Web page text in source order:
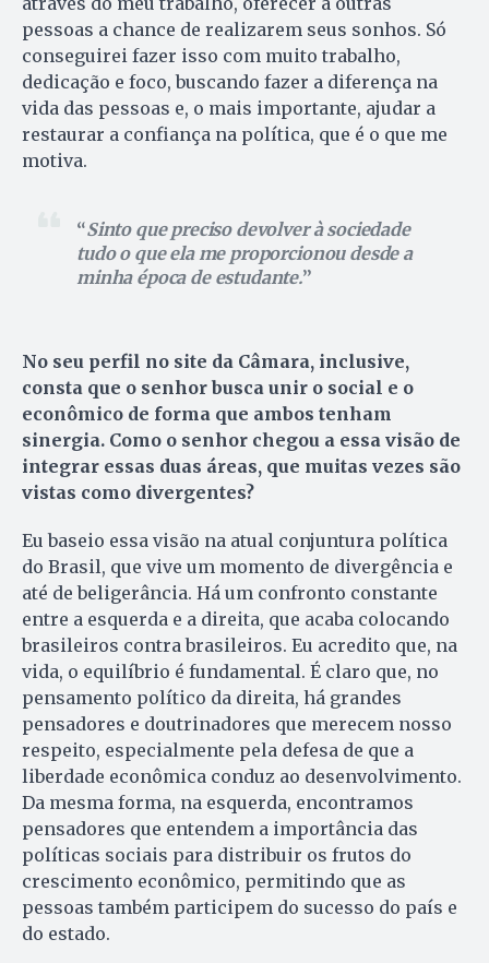
pessoas a chance de realizarem seus sonhos. Só
conseguirei fazer isso com muito trabalho,
dedicação e foco, buscando fazer a diferença na
vida das pessoas e, o mais importante, ajudar a
restaurar a confiança na política, que é o que me
motiva.
Sinto que preciso devolver à sociedade
tudo o que ela me proporcionou desde a
minha época de estudante.
No seu perfil no site da Câmara, inclusive,
consta que o senhor busca unir o social e o
econômico de forma que ambos tenham
sinergia. Como o senhor chegou a essa visão de
integrar essas duas áreas, que muitas vezes são
vistas como divergentes?
Eu baseio essa visão na atual conjuntura política
do Brasil, que vive um momento de divergência e
até de beligerância. Há um confronto constante
entre a esquerda e a direita, que acaba colocando
brasileiros contra brasileiros. Eu acredito que, na
vida, o equilíbrio é fundamental. É claro que, no
pensamento político da direita, há grandes
pensadores e doutrinadores que merecem nosso
respeito, especialmente pela defesa de que a
liberdade econômica conduz ao desenvolvimento.
Da mesma forma, na esquerda, encontramos
pensadores que entendem a importância das
políticas sociais para distribuir os frutos do
crescimento econômico, permitindo que as
pessoas também participem do sucesso do país e
do estado.